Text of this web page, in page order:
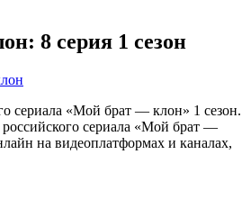
8 серия 1 сезон
сериала «Мой брат — клон» 1 сезон.
сериала «Мой брат —
на видеоплатформах и каналах,